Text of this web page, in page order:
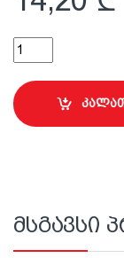
გრუნტი-ემალი
მსგავსი